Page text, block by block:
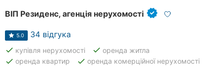
ВІП Резиденс, агенція нерухомості
5.0 34 відгука
done купівля нерухомості done оренда житла
done оренда квартир done оренда комерційної нерухомості